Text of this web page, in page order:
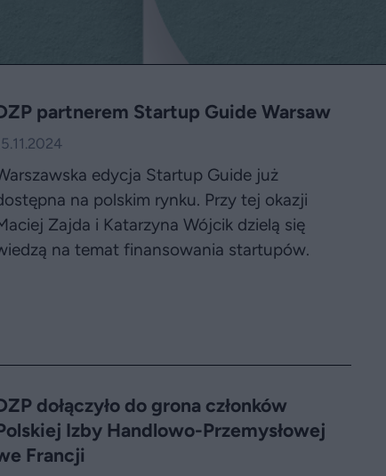
partnerem Startup Guide Warsaw
edycja Startup Guide już
na polskim rynku. Przy tej okazji
Zajda i Katarzyna Wójcik dzielą się
na temat finansowania startupów.
dołączyło do grona członków
Izby Handlowo-Przemysłowej
Francji